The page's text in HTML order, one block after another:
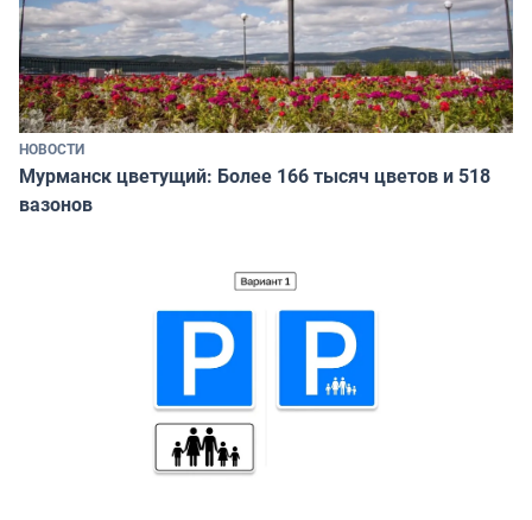
НОВОСТИ
Мурманск цветущий: Более 166 тысяч цветов и 518
вазонов